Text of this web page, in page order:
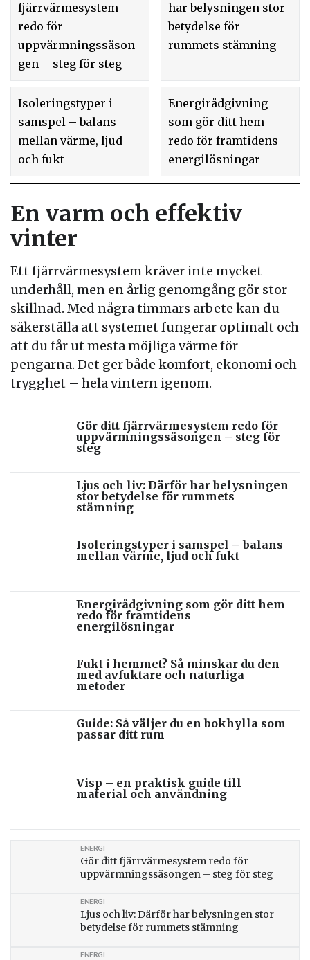
fjärrvärmesystem
redo för
uppvärmningssäson
gen – steg för steg
har belysningen stor
betydelse för
rummets stämning
Isoleringstyper i
samspel – balans
mellan värme, ljud
och fukt
Energirådgivning
som gör ditt hem
redo för framtidens
energilösningar
En varm och effektiv
vinter
Ett fjärrvärmesystem kräver inte mycket
underhåll, men en årlig genomgång gör stor
skillnad. Med några timmars arbete kan du
säkerställa att systemet fungerar optimalt och
att du får ut mesta möjliga värme för
pengarna. Det ger både komfort, ekonomi och
trygghet – hela vintern igenom.
Gör ditt fjärrvärmesystem redo för
uppvärmningssäsongen – steg för
steg
Ljus och liv: Därför har belysningen
stor betydelse för rummets
stämning
Isoleringstyper i samspel – balans
mellan värme, ljud och fukt
Energirådgivning som gör ditt hem
redo för framtidens
energilösningar
Fukt i hemmet? Så minskar du den
med avfuktare och naturliga
metoder
Guide: Så väljer du en bokhylla som
passar ditt rum
Visp – en praktisk guide till
material och användning
Gör ditt fjärrvärmesystem redo för
uppvärmningssäsongen – steg för steg
ENERGI
Ljus och liv: Därför har belysningen stor
betydelse för rummets stämning
ENERGI
ENERGI